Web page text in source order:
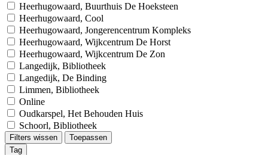
Heerhugowaard, Buurthuis De Hoeksteen
Heerhugowaard, Cool
Heerhugowaard, Jongerencentrum Kompleks
Heerhugowaard, Wijkcentrum De Horst
Heerhugowaard, Wijkcentrum De Zon
Langedijk, Bibliotheek
Langedijk, De Binding
Limmen, Bibliotheek
Online
Oudkarspel, Het Behouden Huis
Schoorl, Bibliotheek
Filters wissen
Toepassen
Tag